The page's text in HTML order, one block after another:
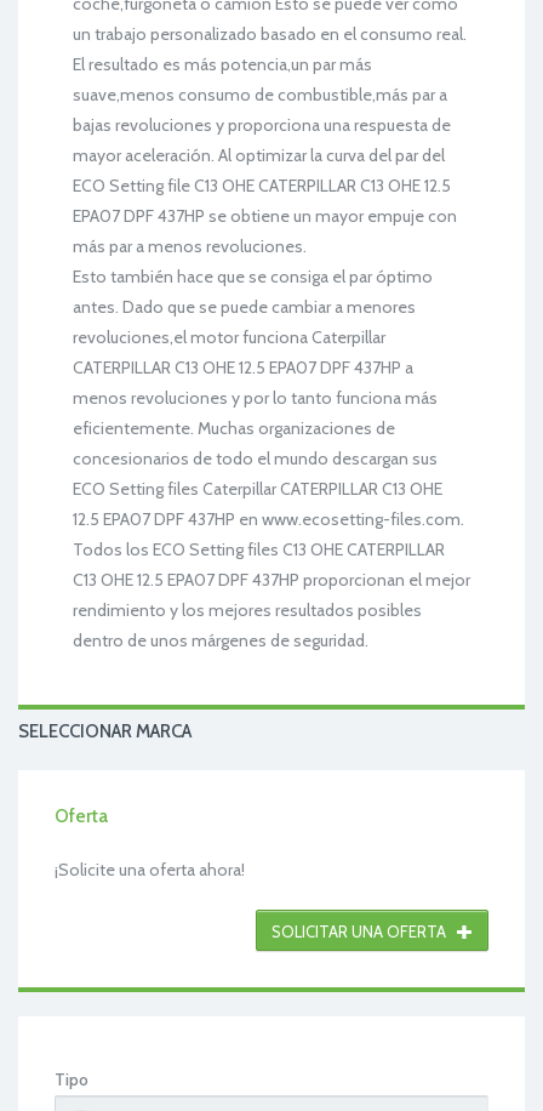
un trabajo personalizado basado en el consumo real.
El resultado es más potencia,un par más
suave,menos consumo de combustible,más par a
bajas revoluciones y proporciona una respuesta de
mayor aceleración. Al optimizar la curva del par del
ECO Setting file C13 OHE CATERPILLAR C13 OHE 12.5
EPA07 DPF 437HP se obtiene un mayor empuje con
más par a menos revoluciones.
Esto también hace que se consiga el par óptimo
antes. Dado que se puede cambiar a menores
revoluciones,el motor funciona Caterpillar
CATERPILLAR C13 OHE 12.5 EPA07 DPF 437HP a
menos revoluciones y por lo tanto funciona más
eficientemente. Muchas organizaciones de
concesionarios de todo el mundo descargan sus
ECO Setting files Caterpillar CATERPILLAR C13 OHE
12.5 EPA07 DPF 437HP en www.ecosetting-files.com.
Todos los ECO Setting files C13 OHE CATERPILLAR
C13 OHE 12.5 EPA07 DPF 437HP proporcionan el mejor
rendimiento y los mejores resultados posibles
dentro de unos márgenes de seguridad.
SELECCIONAR MARCA
Oferta
¡Solicite una oferta ahora!
SOLICITAR UNA OFERTA
Tipo